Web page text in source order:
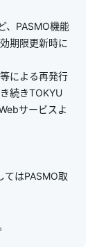
、PASMO機能
期限更新時に
による再発行
続きTOKYU
サービスよ
てはPASMO取